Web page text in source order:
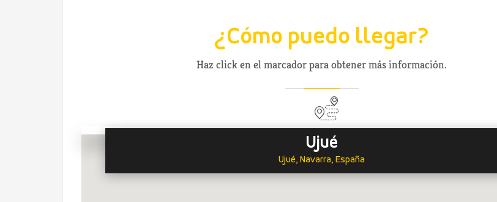
¿Cómo puedo llegar?
Haz click en el marcador para obtener más información.
Ujué
Ujué, Navarra, España